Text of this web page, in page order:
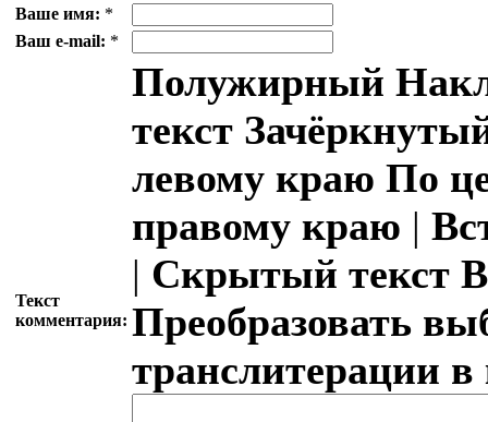
Ваше имя: *
Ваш e-mail: *
Текст
комментария:
Полужирный
текст
левому краю По
правому краю |
| Скрытый текст
Преобразовать
транслитерации